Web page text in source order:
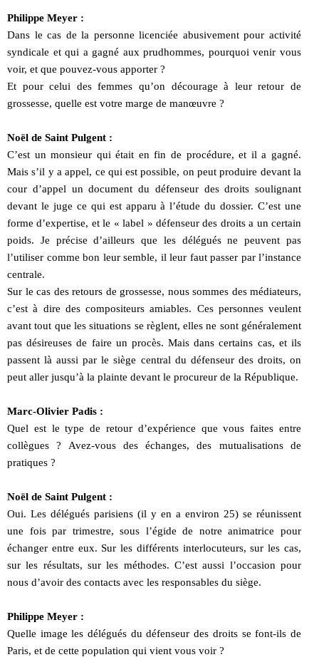
Philippe Meyer :
Dans le cas de la personne licenciée abusivement pour activité
syndicale et qui a gagné aux prudhommes, pourquoi venir vous
voir, et que pouvez-vous apporter ?
Et pour celui des femmes qu’on décourage à leur retour de
grossesse, quelle est votre marge de manœuvre ?
Noël de Saint Pulgent :
C’est un monsieur qui était en fin de procédure, et il a gagné.
Mais s’il y a appel, ce qui est possible, on peut produire devant la
cour d’appel un document du défenseur des droits soulignant
devant le juge ce qui est apparu à l’étude du dossier. C’est une
forme d’expertise, et le « label » défenseur des droits a un certain
poids. Je précise d’ailleurs que les délégués ne peuvent pas
l’utiliser comme bon leur semble, il leur faut passer par l’instance
centrale.
Sur le cas des retours de grossesse, nous sommes des médiateurs,
c’est à dire des compositeurs amiables. Ces personnes veulent
avant tout que les situations se règlent, elles ne sont généralement
pas désireuses de faire un procès. Mais dans certains cas, et ils
passent là aussi par le siège central du défenseur des droits, on
peut aller jusqu’à la plainte devant le procureur de la République.
Marc-Olivier Padis :
Quel est le type de retour d’expérience que vous faites entre
collègues ? Avez-vous des échanges, des mutualisations de
pratiques ?
Noël de Saint Pulgent :
Oui. Les délégués parisiens (il y en a environ 25) se réunissent
une fois par trimestre, sous l’égide de notre animatrice pour
échanger entre eux. Sur les différents interlocuteurs, sur les cas,
sur les résultats, sur les méthodes. C’est aussi l’occasion pour
nous d’avoir des contacts avec les responsables du siège.
Philippe Meyer :
Quelle image les délégués du défenseur des droits se font-ils de
Paris, et de cette population qui vient vous voir ?